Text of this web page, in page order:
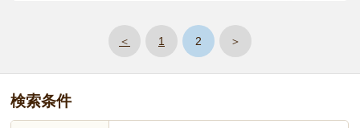
＜ 1 2 ＞
検索条件